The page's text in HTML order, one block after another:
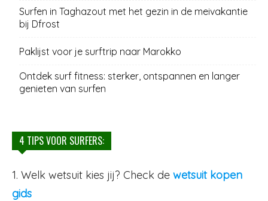
Surfen in Taghazout met het gezin in de meivakantie
bij Dfrost
Paklijst voor je surftrip naar Marokko
Ontdek surf fitness: sterker, ontspannen en langer
genieten van surfen
4 TIPS VOOR SURFERS:
1. Welk wetsuit kies jij? Check de wetsuit kopen
gids